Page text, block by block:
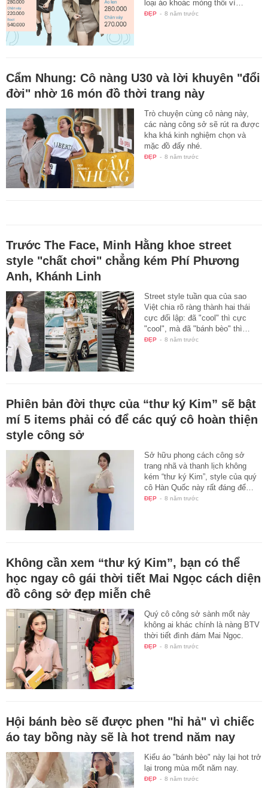
loại áo khoác mỏng thôi vì…
ĐẸP - 8 năm trước
Cẩm Nhung: Cô nàng U30 và lời khuyên "đổi
đời" nhờ 16 món đồ thời trang này
Trò chuyện cùng cô nàng này,
các nàng công sở sẽ rút ra được
kha khá kinh nghiệm chọn và
mặc đồ đấy nhé.
ĐẸP - 8 năm trước
Trước The Face, Minh Hằng khoe street
style "chất chơi" chẳng kém Phí Phương
Anh, Khánh Linh
Street style tuần qua của sao
Việt chia rõ ràng thành hai thái
cực đối lập: đã "cool" thì cực
"cool", mà đã "bánh bèo" thì…
ĐẸP - 8 năm trước
Phiên bản đời thực của “thư ký Kim” sẽ bật
mí 5 items phải có để các quý cô hoàn thiện
style công sở
Sở hữu phong cách công sở
trang nhã và thanh lịch không
kém “thư ký Kim”, style của quý
cô Hàn Quốc này rất đáng để…
ĐẸP - 8 năm trước
Không cần xem “thư ký Kim”, bạn có thể
học ngay cô gái thời tiết Mai Ngọc cách diện
đồ công sở đẹp miễn chê
Quý cô công sở sành mốt này
không ai khác chính là nàng BTV
thời tiết đình đám Mai Ngọc.
ĐẸP - 8 năm trước
Hội bánh bèo sẽ được phen "hỉ hả" vì chiếc
áo tay bồng này sẽ là hot trend năm nay
Kiểu áo "bánh bèo" này lại hot trở
lại trong mùa mốt năm nay.
ĐẸP - 8 năm trước